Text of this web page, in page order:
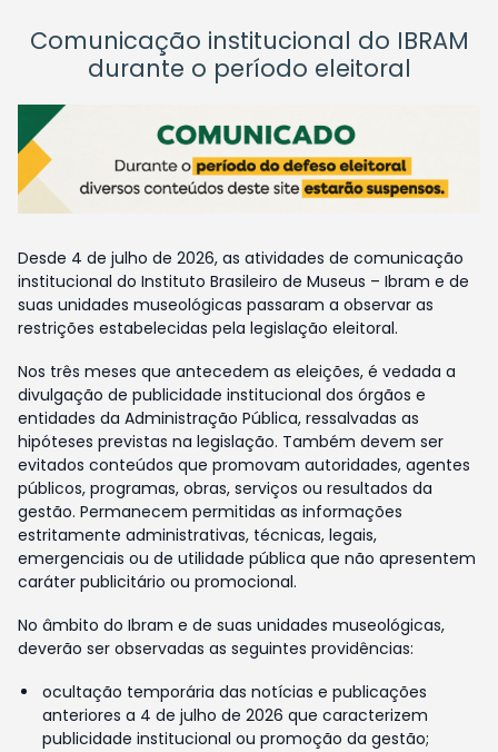
Comunicação institucional do IBRAM
durante o período eleitoral
Desde 4 de julho de 2026, as atividades de comunicação
institucional do Instituto Brasileiro de Museus – Ibram e de
suas unidades museológicas passaram a observar as
restrições estabelecidas pela legislação eleitoral.
Nos três meses que antecedem as eleições, é vedada a
divulgação de publicidade institucional dos órgãos e
entidades da Administração Pública, ressalvadas as
hipóteses previstas na legislação. Também devem ser
evitados conteúdos que promovam autoridades, agentes
públicos, programas, obras, serviços ou resultados da
gestão. Permanecem permitidas as informações
estritamente administrativas, técnicas, legais,
emergenciais ou de utilidade pública que não apresentem
caráter publicitário ou promocional.
No âmbito do Ibram e de suas unidades museológicas,
deverão ser observadas as seguintes providências:
ocultação temporária das notícias e publicações
anteriores a 4 de julho de 2026 que caracterizem
publicidade institucional ou promoção da gestão;